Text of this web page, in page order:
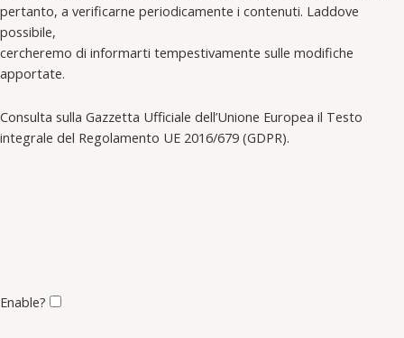
pertanto, a verificarne periodicamente i contenuti. Laddove
possibile,
cercheremo di informarti tempestivamente sulle modifiche
apportate.
Consulta sulla Gazzetta Ufficiale dell’Unione Europea il Testo
integrale del Regolamento UE 2016/679 (GDPR).
Enable?